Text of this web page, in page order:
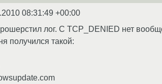
08:31:49 +00:00
лог. С TCP_DENIED нет
получился такой: